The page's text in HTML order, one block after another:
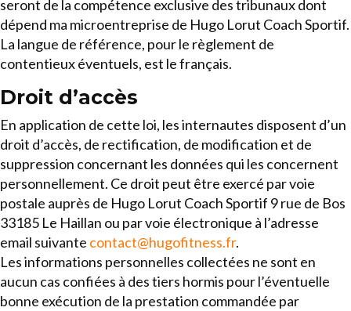
seront de la compétence exclusive des tribunaux dont
dépend ma microentreprise de Hugo Lorut Coach Sportif.
La langue de référence, pour le règlement de
contentieux éventuels, est le français.
Droit d’accès
En application de cette loi, les internautes disposent d’un
droit d’accès, de rectification, de modification et de
suppression concernant les données qui les concernent
personnellement. Ce droit peut être exercé par voie
postale auprès de Hugo Lorut Coach Sportif 9 rue de Bos
33185 Le Haillan ou par voie électronique à l’adresse
email suivante contact@hugofitness.fr.
Les informations personnelles collectées ne sont en
aucun cas confiées à des tiers hormis pour l’éventuelle
bonne exécution de la prestation commandée par